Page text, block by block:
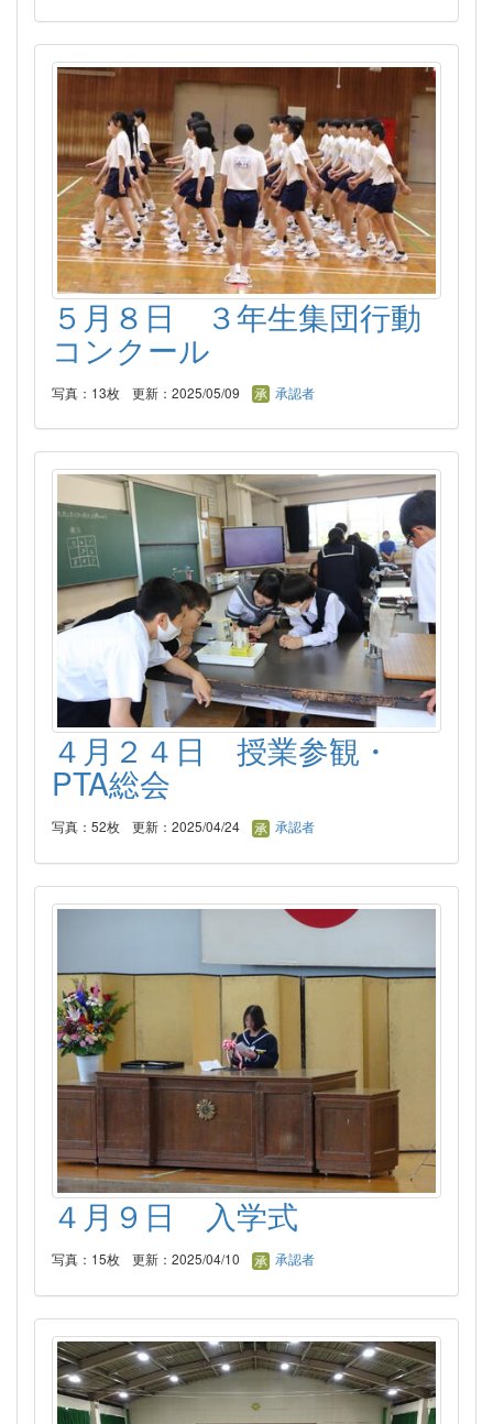
５月８日 ３年生集団行動
コンクール
写真：13枚 更新：2025/05/09 承認者
４月２４日 授業参観・
PTA総会
写真：52枚 更新：2025/04/24 承認者
４月９日 入学式
写真：15枚 更新：2025/04/10 承認者